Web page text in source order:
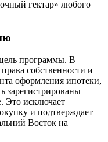
гектар» любого
программы. В
собственности и
оформления ипотеки,
зарегистрированы
Это исключает
и подтверждает
Восток на